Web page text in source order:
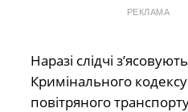
РЕКЛАМА
Наразі слідчі
Кримінального
повітряного